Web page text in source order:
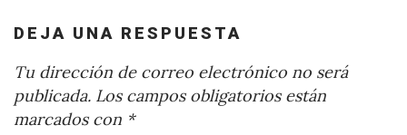
DEJA UNA RESPUESTA
Tu dirección de correo electrónico no será
publicada. Los campos obligatorios están
marcados con *